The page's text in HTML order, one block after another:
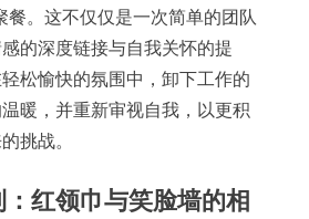
餐。这不仅仅是一次简单的团队
的深度链接与自我关怀的提
松愉快的氛围中，卸下工作的
暖，并重新审视自我，以更积
挑战。
：红领巾与笑脸墙的相